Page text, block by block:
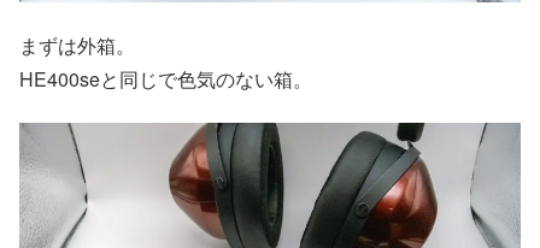
まずは外箱。
HE400seと同じで色気のない箱。